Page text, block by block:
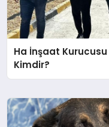
Ha İnşaat Kurucusu
Kimdir?